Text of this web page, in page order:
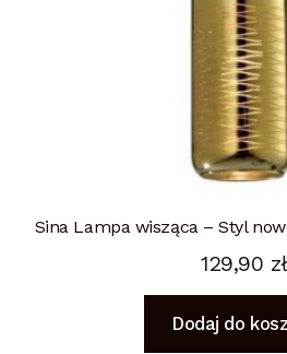
Sina Lampa wisząca – Styl
129,90 zł
Dodaj do